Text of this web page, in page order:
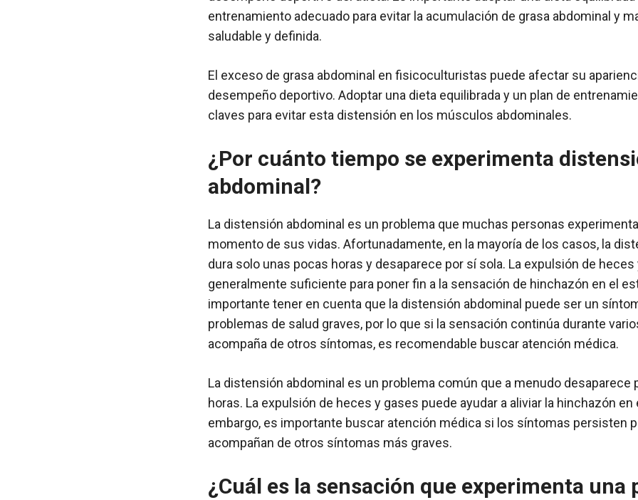
entrenamiento adecuado para evitar la acumulación de grasa abdominal y
saludable y definida.
El exceso de grasa abdominal en fisicoculturistas puede afectar su
desempeño deportivo. Adoptar una dieta equilibrada y un plan de
claves para evitar esta distensión en los músculos abdominales.
¿Por cuánto tiempo se experimenta
abdominal?
La distensión abdominal es un problema que muchas personas
momento de sus vidas. Afortunadamente, en la mayoría de los casos, la
dura solo unas pocas horas y desaparece por sí sola. La expulsión de
generalmente suficiente para poner fin a la sensación de hinchazón en el
importante tener en cuenta que la distensión abdominal puede ser un
problemas de salud graves, por lo que si la sensación continúa durante
acompaña de otros síntomas, es recomendable buscar atención médica.
La distensión abdominal es un problema común que a menudo desaparece
horas. La expulsión de heces y gases puede ayudar a aliviar la hinchazón en
embargo, es importante buscar atención médica si los síntomas persisten
acompañan de otros síntomas más graves.
¿Cuál es la sensación que experimenta una